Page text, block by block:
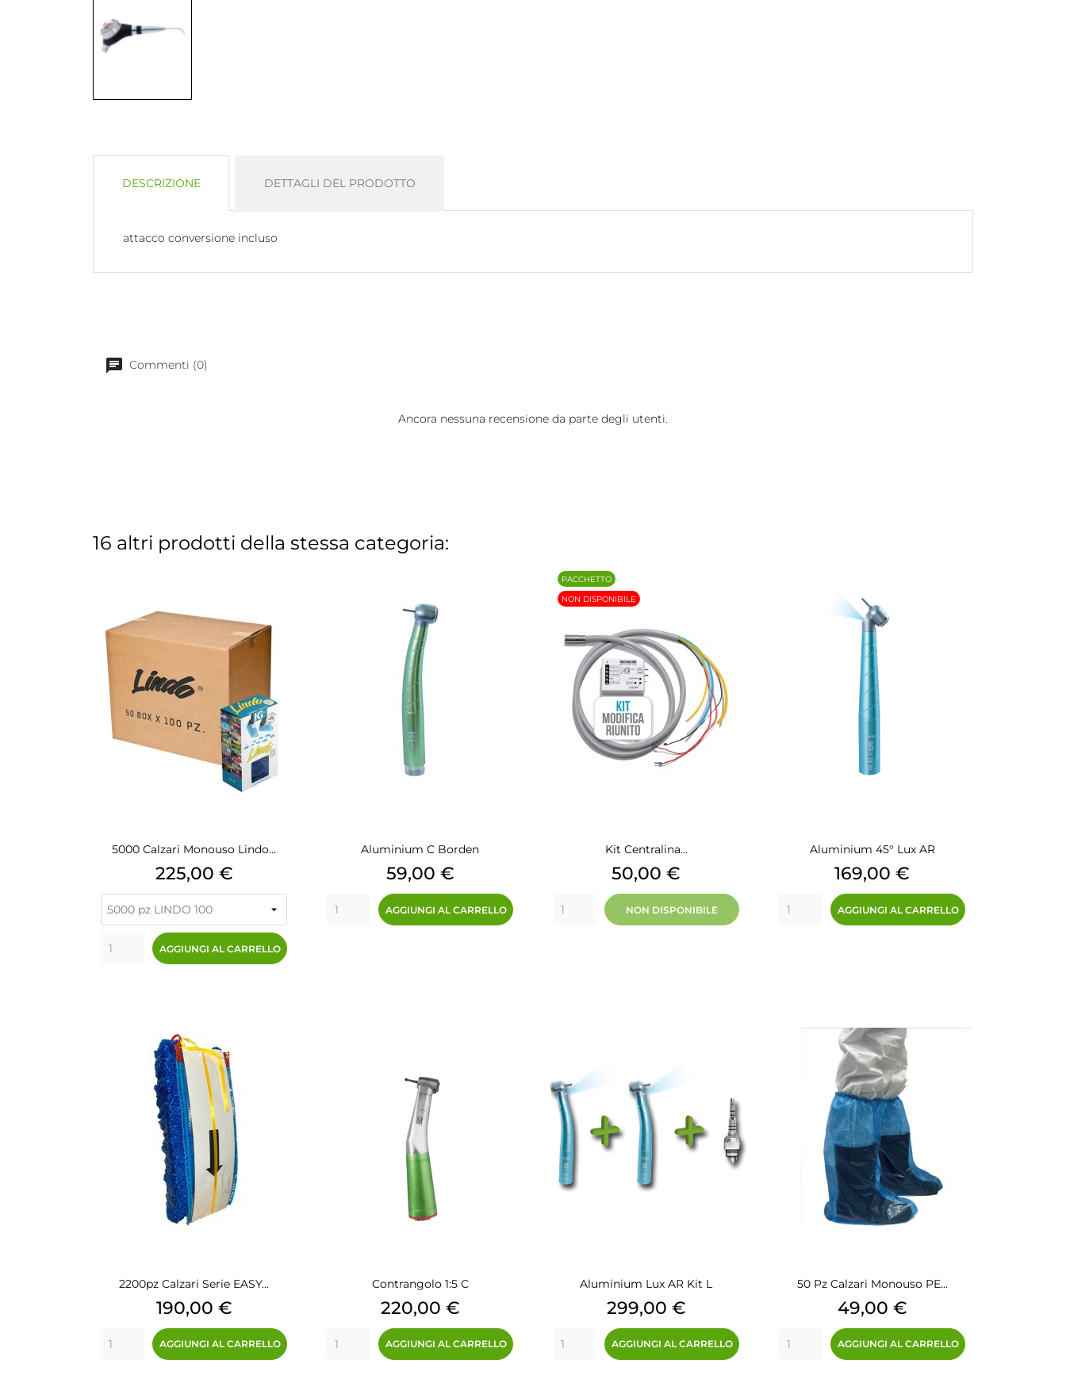
DESCRIZIONE DETTAGLI DEL PRODOTTO
attacco conversione incluso
Commenti (0)
Ancora nessuna recensione da parte degli utenti.
16 altri prodotti della stessa categoria:
5000 Calzari Monouso Lindo...
Prezzo
225,00 €
AGGIUNGI AL CARRELLO
Aluminium C Borden
Prezzo
59,00 €
AGGIUNGI AL CARRELLO
Kit Centralina...
Prezzo
50,00 €
NON DISPONIBILE
PACCHETTO
NON DISPONIBILE
Aluminium 45° Lux AR
Prezzo
169,00 €
AGGIUNGI AL CARRELLO
2200pz Calzari Serie EASY...
Prezzo
190,00 €
AGGIUNGI AL CARRELLO
Contrangolo 1:5 C
Prezzo
220,00 €
AGGIUNGI AL CARRELLO
Aluminium Lux AR Kit L
Prezzo
299,00 €
AGGIUNGI AL CARRELLO
50 Pz Calzari Monouso PE...
Prezzo
49,00 €
AGGIUNGI AL CARRELLO